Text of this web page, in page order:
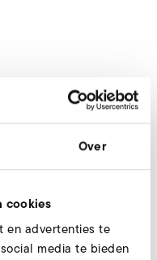
Over
cookies
en advertenties te
media te bieden